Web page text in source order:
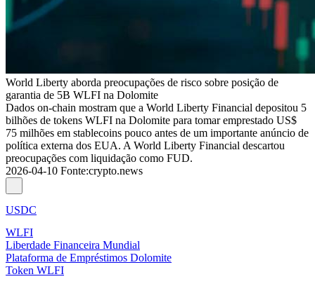
World Liberty aborda preocupações de risco sobre posição de
garantia de 5B WLFI na Dolomite
Dados on-chain mostram que a World Liberty Financial depositou 5
bilhões de tokens WLFI na Dolomite para tomar emprestado US$
75 milhões em stablecoins pouco antes de um importante anúncio de
política externa dos EUA. A World Liberty Financial descartou
preocupações com liquidação como FUD.
2026-04-10 Fonte:crypto.news
USDC
WLFI
Liberdade Financeira Mundial
Plataforma de Empréstimos Dolomite
Token WLFI